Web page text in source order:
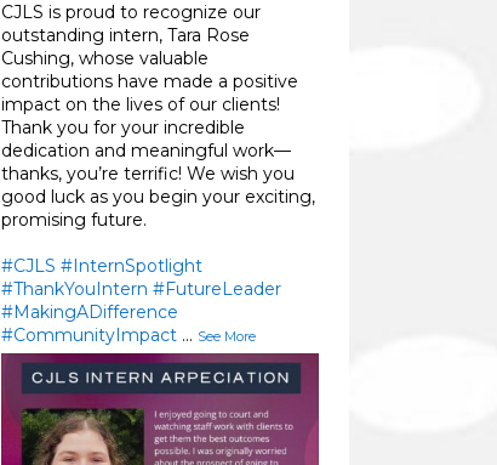
CJLS is proud to recognize our
outstanding intern, Tara Rose
Cushing, whose valuable
contributions have made a positive
impact on the lives of our clients!
Thank you for your incredible
dedication and meaningful work—
thanks, you’re terrific! We wish you
good luck as you begin your exciting,
promising future.
#CJLS #InternSpotlight
#ThankYouIntern #FutureLeader
#MakingADifference
#CommunityImpact ... See More